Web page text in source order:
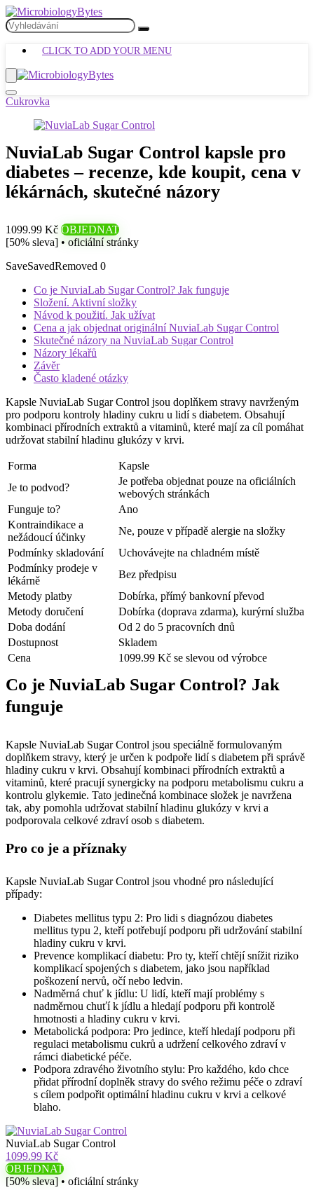
CLICK TO ADD YOUR MENU
Cukrovka
NuviaLab Sugar Control kapsle pro
diabetes – recenze, kde koupit, cena v
lékárnách, skutečné názory
1099.99 Kč OBJEDNAT
[50% sleva] • oficiální stránky
SaveSavedRemoved 0
Co je NuviaLab Sugar Control? Jak funguje
Složení. Aktivní složky
Návod k použití. Jak užívat
Cena a jak objednat originální NuviaLab Sugar Control
Skutečné názory na NuviaLab Sugar Control
Názory lékařů
Závěr
Často kladené otázky
Kapsle NuviaLab Sugar Control jsou doplňkem stravy navrženým
pro podporu kontroly hladiny cukru u lidí s diabetem. Obsahují
kombinaci přírodních extraktů a vitaminů, které mají za cíl pomáhat
udržovat stabilní hladinu glukózy v krvi.
Forma
Kapsle
Je to podvod?
Je potřeba objednat pouze na oficiálních
webových stránkách
Funguje to?
Ano
Kontraindikace a
nežádoucí účinky
Ne, pouze v případě alergie na složky
Podmínky skladování
Uchovávejte na chladném místě
Podmínky prodeje v
lékárně
Bez předpisu
Metody platby
Dobírka, přímý bankovní převod
Metody doručení
Dobírka (doprava zdarma), kurýrní služba
Doba dodání
Od 2 do 5 pracovních dnů
Dostupnost
Skladem
Cena
1099.99 Kč se slevou od výrobce
Co je NuviaLab Sugar Control? Jak
funguje
Kapsle NuviaLab Sugar Control jsou speciálně formulovaným
doplňkem stravy, který je určen k podpoře lidí s diabetem při správě
hladiny cukru v krvi. Obsahují kombinaci přírodních extraktů a
vitaminů, které pracují synergicky na podporu metabolismu cukru a
kontrolu glykemie. Tato jedinečná kombinace složek je navržena
tak, aby pomohla udržovat stabilní hladinu glukózy v krvi a
podporovala celkové zdraví osob s diabetem.
Pro co je a příznaky
Kapsle NuviaLab Sugar Control jsou vhodné pro následující
případy:
Diabetes mellitus typu 2: Pro lidi s diagnózou diabetes
mellitus typu 2, kteří potřebují podporu při udržování stabilní
hladiny cukru v krvi.
Prevence komplikací diabetu: Pro ty, kteří chtějí snížit riziko
komplikací spojených s diabetem, jako jsou například
poškození nervů, očí nebo ledvin.
Nadměrná chuť k jídlu: U lidí, kteří mají problémy s
nadměrnou chuťí k jídlu a hledají podporu při kontrolě
hmotnosti a hladiny cukru v krvi.
Metabolická podpora: Pro jedince, kteří hledají podporu při
regulaci metabolismu cukrů a udržení celkového zdraví v
rámci diabetické péče.
Podpora zdravého životního stylu: Pro každého, kdo chce
přidat přírodní doplněk stravy do svého režimu péče o zdraví
s cílem podpořit optimální hladinu cukru v krvi a celkové
blaho.
NuviaLab Sugar Control
1099.99 Kč
OBJEDNAT
[50% sleva] • oficiální stránky